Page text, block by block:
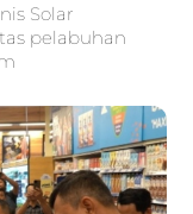
Solar
pelabuhan